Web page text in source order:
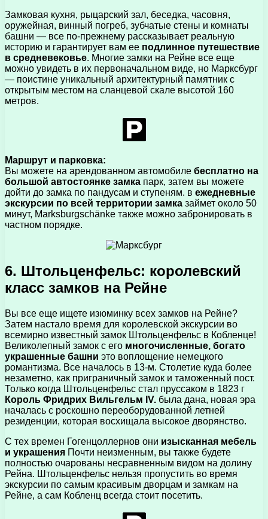
Замковая кухня, рыцарский зал, беседка, часовня,
оружейная, винный погреб, зубчатые стены и комнаты
башни — все по-прежнему рассказывает реальную
историю и гарантирует вам ее подлинное путешествие
в средневековье. Многие замки на Рейне все еще
можно увидеть в их первоначальном виде, но Марксбург
— поистине уникальный архитектурный памятник с
открытым местом на сланцевой скале высотой 160
метров.
Маршрут и парковка:
Вы можете на арендованном автомобиле бесплатно на
большой автостоянке замка парк, затем вы можете
дойти до замка по пандусам и ступеням. в ежедневные
экскурсии по всей территории замка займет около 50
минут, Marksburgschänke также можно забронировать в
частном порядке.
6. Штольценфельс: королевский
класс замков на Рейне
Вы все еще ищете изюминку всех замков на Рейне?
Затем настало время для королевской экскурсии во
всемирно известный замок Штольценфельс в Кобленце!
Великолепный замок с его многочисленные, богато
украшенные башни это воплощение немецкого
романтизма. Все началось в 13-м. Столетие куда более
незаметно, как приграничный замок и таможенный пост.
Только когда Штольценфельс стал пруссаком в 1823 г
Король Фридрих Вильгельм IV. была дана, новая эра
началась с роскошно переоборудованной летней
резиденции, которая восхищала высокое дворянство.
С тех времен Гогенцоллернов они изысканная мебель
и украшения Почти неизменным, вы также будете
полностью очарованы несравненным видом на долину
Рейна. Штольценфельс нельзя пропустить во время
экскурсии по самым красивым дворцам и замкам на
Рейне, а сам Кобленц всегда стоит посетить.